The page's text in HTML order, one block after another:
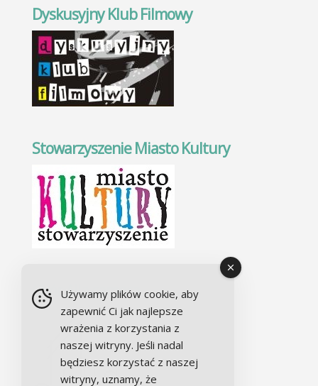
Dyskusyjny Klub Filmowy
Stowarzyszenie Miasto Kultury
Chór Alla camera
Używamy plików cookie, aby
zapewnić Ci jak najlepsze
wrażenia z korzystania z
naszej witryny. Jeśli nadal
będziesz korzystać z naszej
witryny, uznamy, że